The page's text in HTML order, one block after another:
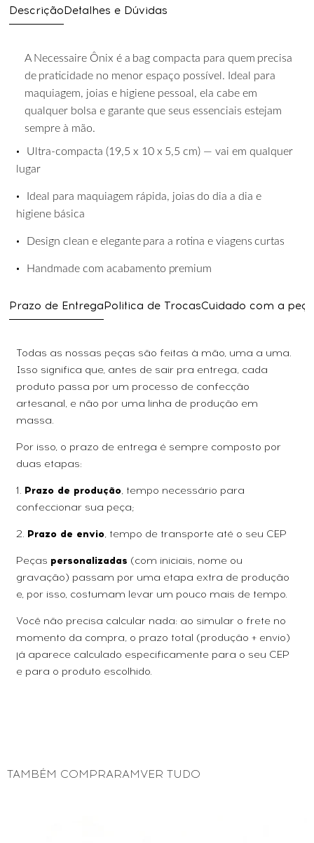
DescriçãoDetalhes e Dúvidas
A Necessaire Ônix é a bag compacta para quem precisa
de praticidade no menor espaço possível. Ideal para
maquiagem, joias e higiene pessoal, ela cabe em
qualquer bolsa e garante que seus essenciais estejam
sempre à mão.
• Ultra-compacta (19,5 x 10 x 5,5 cm) — vai em qualquer
lugar
• Ideal para maquiagem rápida, joias do dia a dia e
higiene básica
• Design clean e elegante para a rotina e viagens curtas
• Handmade com acabamento premium
Prazo de EntregaPolitica de TrocasCuidado com a
Todas as nossas peças são feitas à mão, uma a uma.
Isso significa que, antes de sair pra entrega, cada
produto passa por um processo de confecção
artesanal, e não por uma linha de produção em
massa.
Por isso, o prazo de entrega é sempre composto por
duas etapas:
1. Prazo de produção, tempo necessário para
confeccionar sua peça;
2. Prazo de envio, tempo de transporte até o seu CEP
Peças personalizadas (com iniciais, nome ou
gravação) passam por uma etapa extra de produção
e, por isso, costumam levar um pouco mais de tempo.
Você não precisa calcular nada: ao simular o frete no
momento da compra, o prazo total (produção + envio)
já aparece calculado especificamente para o seu CEP
e para o produto escolhido.
TAMBÉM COMPRARAMVER TUDO